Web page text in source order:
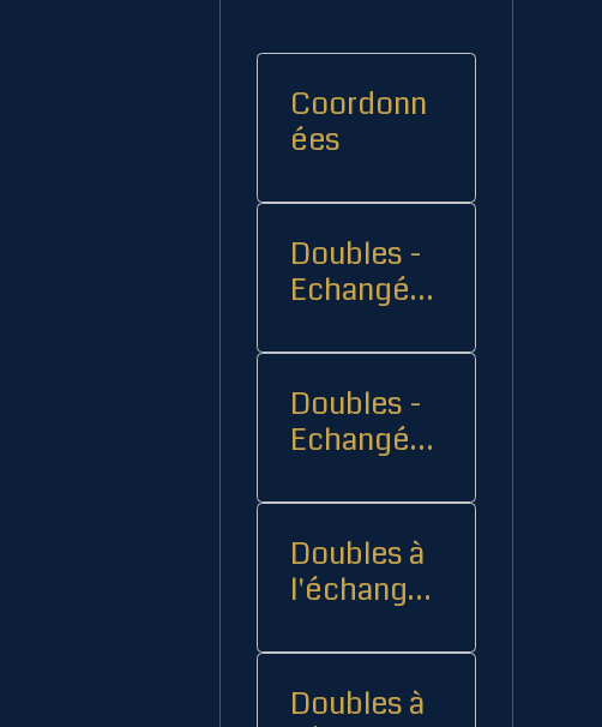
Coordonn
ées
Doubles -
Echangés 1
Doubles -
Echangés
Doubles à
l'échange
Doubles à